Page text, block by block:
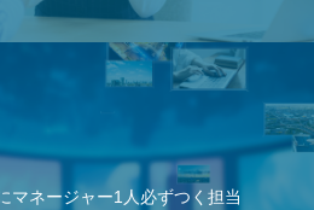
マネージャー1人必ずつく担当